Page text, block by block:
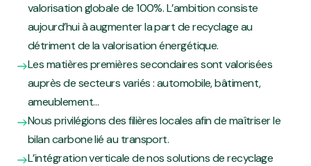
valorisation globale de 100%. L’ambition consiste
aujourd’hui à augmenter la part de recyclage au
détriment de la valorisation énergétique.
Les matières premières secondaires sont valorisées
auprès de secteurs variés : automobile, bâtiment,
ameublement…
Nous privilégions des filières locales afin de maîtriser le
bilan carbone lié au transport.
L’intégration verticale de nos solutions de recyclage